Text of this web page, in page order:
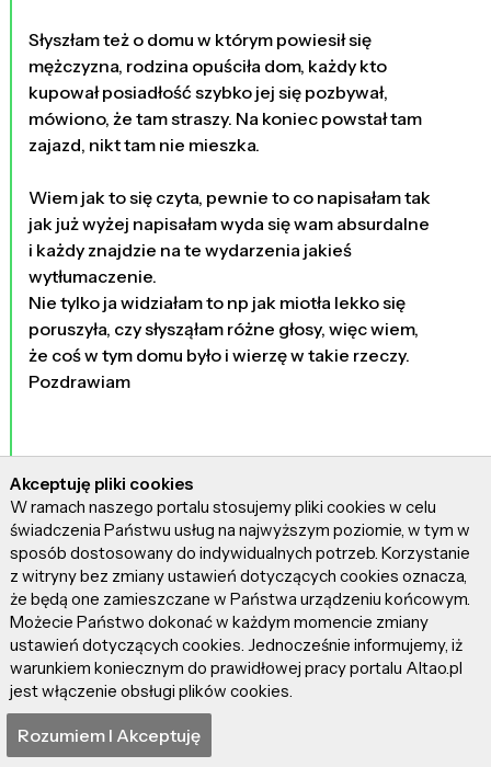
Słyszłam też o domu w którym powiesił się
mężczyzna, rodzina opuściła dom, każdy kto
kupował posiadłość szybko jej się pozbywał,
mówiono, że tam straszy. Na koniec powstał tam
zajazd, nikt tam nie mieszka.
Wiem jak to się czyta, pewnie to co napisałam tak
jak już wyżej napisałam wyda się wam absurdalne
i każdy znajdzie na te wydarzenia jakieś
wytłumaczenie.
Nie tylko ja widziałam to np jak miotła lekko się
poruszyła, czy słysząłam różne głosy, więc wiem,
że coś w tym domu było i wierzę w takie rzeczy.
Pozdrawiam
Popularne wyrażenia
dotknij_teatru
konwent
audioriver
zawał_serca
Akceptuję pliki cookies
W ramach naszego portalu stosujemy pliki cookies w celu
świadczenia Państwu usług na najwyższym poziomie, w tym w
sposób dostosowany do indywidualnych potrzeb. Korzystanie
z witryny bez zmiany ustawień dotyczących cookies oznacza,
że będą one zamieszczane w Państwa urządzeniu końcowym.
Możecie Państwo dokonać w każdym momencie zmiany
ustawień dotyczących cookies. Jednocześnie informujemy, iż
warunkiem koniecznym do prawidłowej pracy portalu Altao.pl
jest włączenie obsługi plików cookies.
Rozumiem I Akceptuję